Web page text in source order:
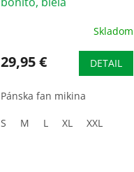
produktu
z
hviezdičiek.
Skladom
29,95 € DETAIL
Pánska fan mikina
S M L XL XXL